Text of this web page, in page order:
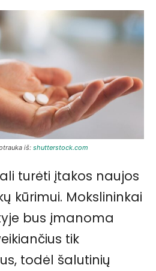
iš: shutterstock.com
turėti įtakos naujos
kūrimui. Mokslininkai
bus įmanoma
tik
todėl šalutinių